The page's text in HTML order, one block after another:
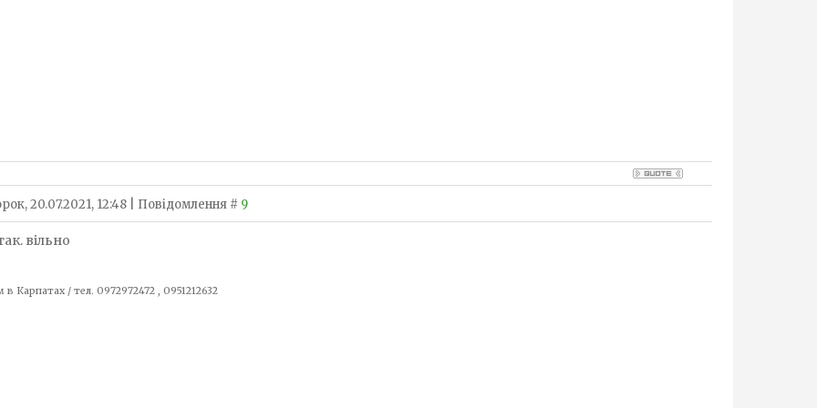
20.07.2021, 12:48 | Повідомлення # 9
вільно
в Карпатах / тел. 0972972472 , 0951212632